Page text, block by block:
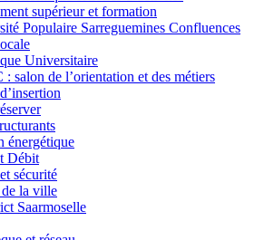
supérieur et formation
Populaire Sarreguemines Confluences
Universitaire
salon de l’orientation et des métiers
énergétique
Débit
sécurité
la ville
Saarmoselle